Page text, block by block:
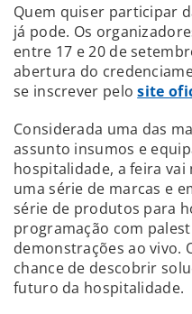
Quem quiser participar
já pode. Os
entre 17 e 20 de
abertura do
se inscrever pelosite
Considerada uma das
assunto insumos e
hospitalidade, a feira
uma série de marcas e
série de produtos para
programação com
demonstrações ao vivo.
chance de descobrir
futuro da hospitalidade.